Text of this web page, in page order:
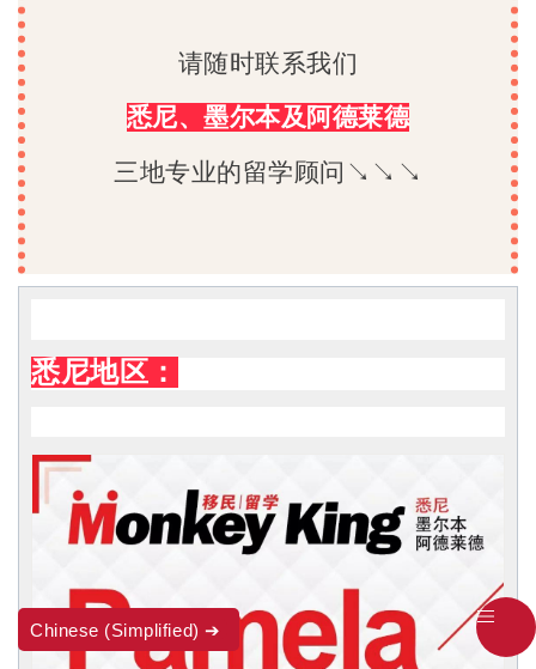
请随时联系我们
悉尼、墨尔本及阿德莱德
三地专业的留学顾问↘↘↘
悉尼地区：
Chinese (Simplified)